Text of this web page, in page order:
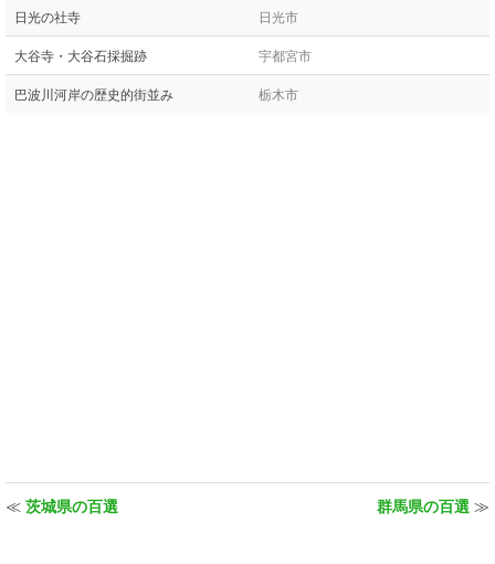
日光の社寺 日光市
大谷寺・大谷石採掘跡 宇都宮市
巴波川河岸の歴史的街並み 栃木市
≪ 茨城県の百選 群馬県の百選 ≫